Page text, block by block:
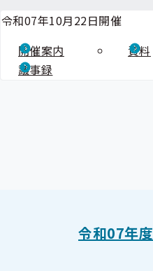
令和07年10月22日開催
開催案内
資料
議事録
令和07年度